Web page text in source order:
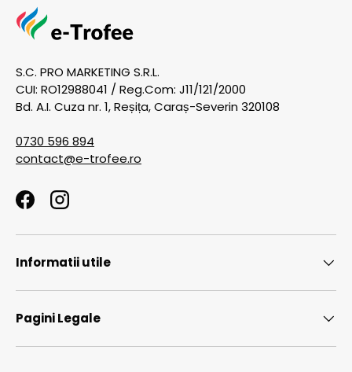
S.C. PRO MARKETING S.R.L.
CUI: RO12988041 / Reg.Com: J11/121/2000
Bd. A.I. Cuza nr. 1, Reșița, Caraș-Severin 320108
0730 596 894
contact@e-trofee.ro
FacebookInstagram
Informatii utile
Pagini Legale